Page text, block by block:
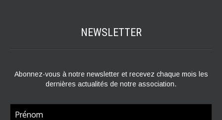
NEWSLETTER
Abonnez-vous à notre newsletter et recevez chaque mois les
dernières actualités de notre association.